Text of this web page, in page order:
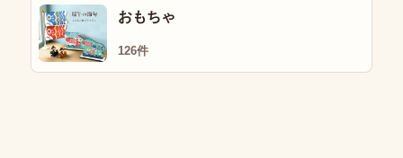
おもちゃ
126件